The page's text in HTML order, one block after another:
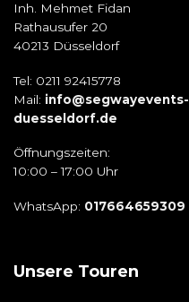
Inh. Mehmet Fidan
Rathausufer 20
40213 Düsseldorf
Tel: 0211 92415778
Mail: info@segwayevents-
duesseldorf.de
Öffnungszeiten:
10:00 – 17:00 Uhr
WhatsApp: 017664659309
Unsere Touren